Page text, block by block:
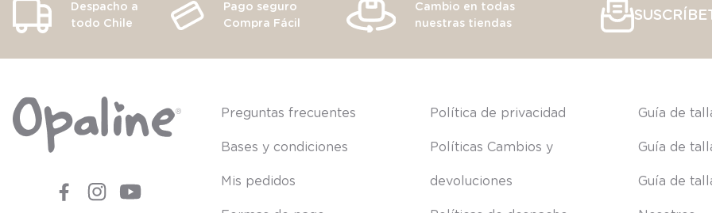
Despacho a
todo Chile
Pago seguro
Compra Fácil
Cambio en todas
nuestras tiendas
Preguntas frecuentes
Bases y condiciones
Mis pedidos
Política de privacidad
Políticas Cambios y
devoluciones
Guía de
Guía de
Guía de